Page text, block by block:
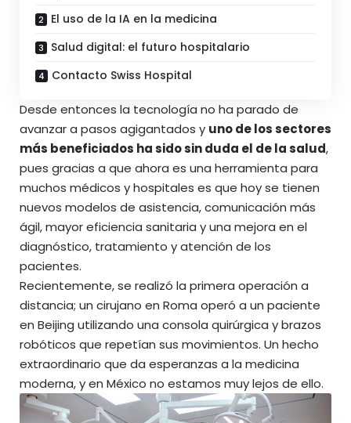
El uso de la IA en la medicina
Salud digital: el futuro hospitalario
Contacto Swiss Hospital
Desde entonces la tecnología no ha parado de
avanzar a pasos agigantados y uno de los sectores
más beneficiados ha sido sin duda el de la salud,
pues gracias a que ahora es una herramienta para
muchos médicos y hospitales es que hoy se tienen
nuevos modelos de asistencia, comunicación más
ágil, mayor eficiencia sanitaria y una mejora en el
diagnóstico, tratamiento y atención de los
pacientes.
Recientemente, se realizó la primera operación a
distancia; un cirujano en Roma operó a un paciente
en Beijing utilizando una consola quirúrgica y brazos
robóticos que repetían sus movimientos. Un hecho
extraordinario que da esperanzas a la medicina
moderna, y en México no estamos muy lejos de ello.